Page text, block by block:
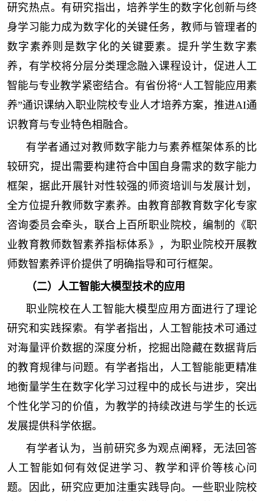
研究热点。有研究指出，培养学生的数字化创新与终
身学习能力成为数字化的关键任务，教师与管理者的
数字素养则是数字化的关键要素。提升学生数字素
养，有学校将分层分类理念融入课程设计，促进人工
智能与专业教学紧密结合。有省份将“人工智能应用素
养”通识课纳入职业院校专业人才培养方案，推进AI通
识教育与专业特色相融合。
有学者通过对教师数字能力与素养框架体系的比
较研究，提出需要构建符合中国自身需求的数字能力
框架，据此开展针对性较强的师资培训与发展计划，
全方位提升教师数字素养。由教育部教育数字化专家
咨询委员会牵头，联合上百所职业院校，编制的《职
业教育教师数智素养指标体系》，为职业院校开展教
师数智素养评价提供了明确指导和可行框架。
（二）人工智能大模型技术的应用
职业院校在人工智能大模型应用方面进行了理论
研究和实践探索。有学者指出，人工智能技术可通过
对海量评价数据的深度分析，挖掘出隐藏在数据背后
的教育规律与问题。有学者指出，人工智能能更精准
地衡量学生在数字化学习过程中的成长与进步，突出
个性化学习的价值，为教学的持续改进与学生的长远
发展提供科学依据。
有学者认为，当前研究多为观点阐释，无法回答
人工智能如何有效促进学习、教学和评价等核心问
题。因此，研究应更加注重实践导向。一些职业院校